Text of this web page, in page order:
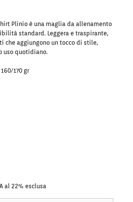
Plinio è una maglia da allenamento
standard. Leggera e traspirante,
che aggiungono un tocco di stile,
uso quotidiano.
170 gr
al 22% esclusa